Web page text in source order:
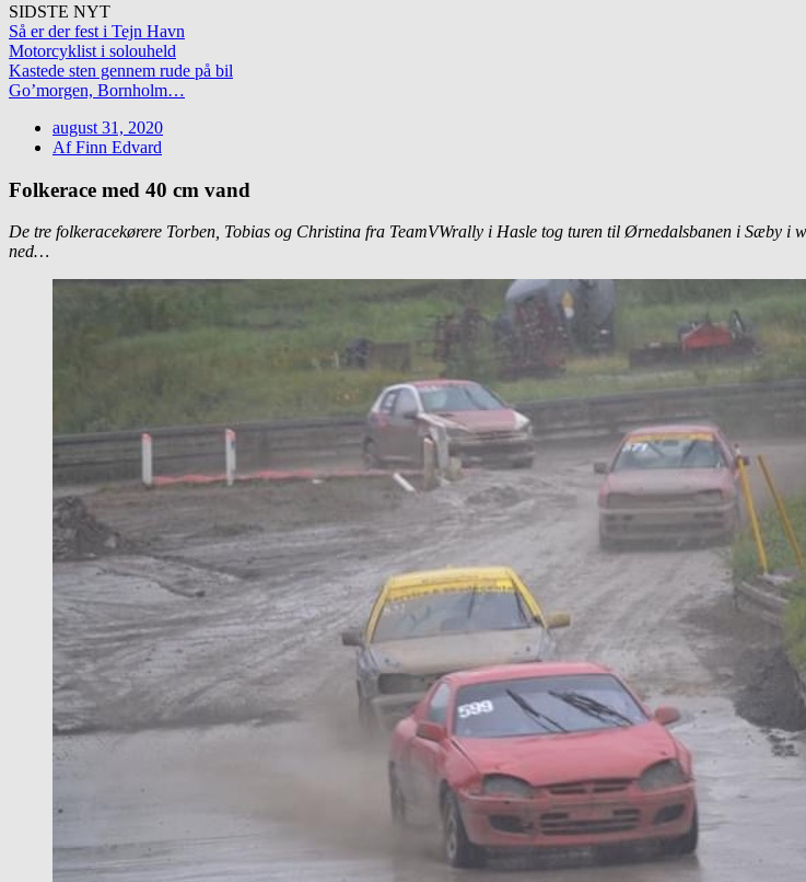
SIDSTE NYT
Så er der fest i Tejn Havn
Motorcyklist i solouheld
Kastede sten gennem rude på bil
Go’morgen, Bornholm…
august 31, 2020
AfFinn Edvard
Folkerace med 40 cm vand
De tre folkeracekørere Torben, Tobias og Christina fra TeamVWrally i Hasle tog turen til Ørnedalsbanen i Sæby i
ned…